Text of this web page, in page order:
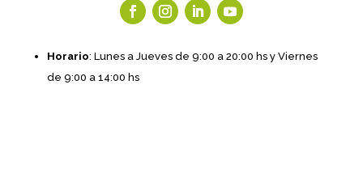
Horario: Lunes a Jueves de 9:00 a 20:00 hs y Viernes
de 9:00 a 14:00 hs